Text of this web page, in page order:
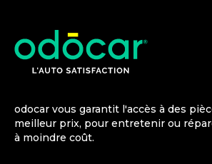
odocar vous garantit l'accès à des
meilleur prix, pour entretenir ou
à moindre coût.